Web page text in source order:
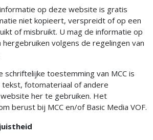
op deze website is gratis
niet kopieert, verspreidt of op een
of misbruikt. U mag de informatie op
volgens de regelingen van
schriftelijke toestemming van MCC is
fotomateriaal of andere
her te gebruiken. Het
berust bij MCC en/of Basic Media VOF.